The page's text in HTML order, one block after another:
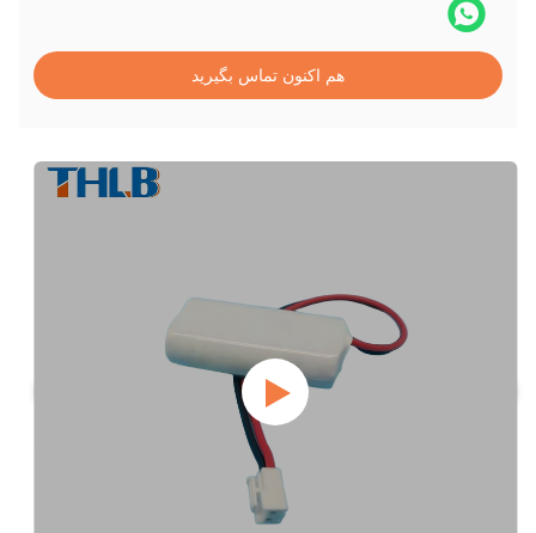
هم اکنون تماس بگیرید